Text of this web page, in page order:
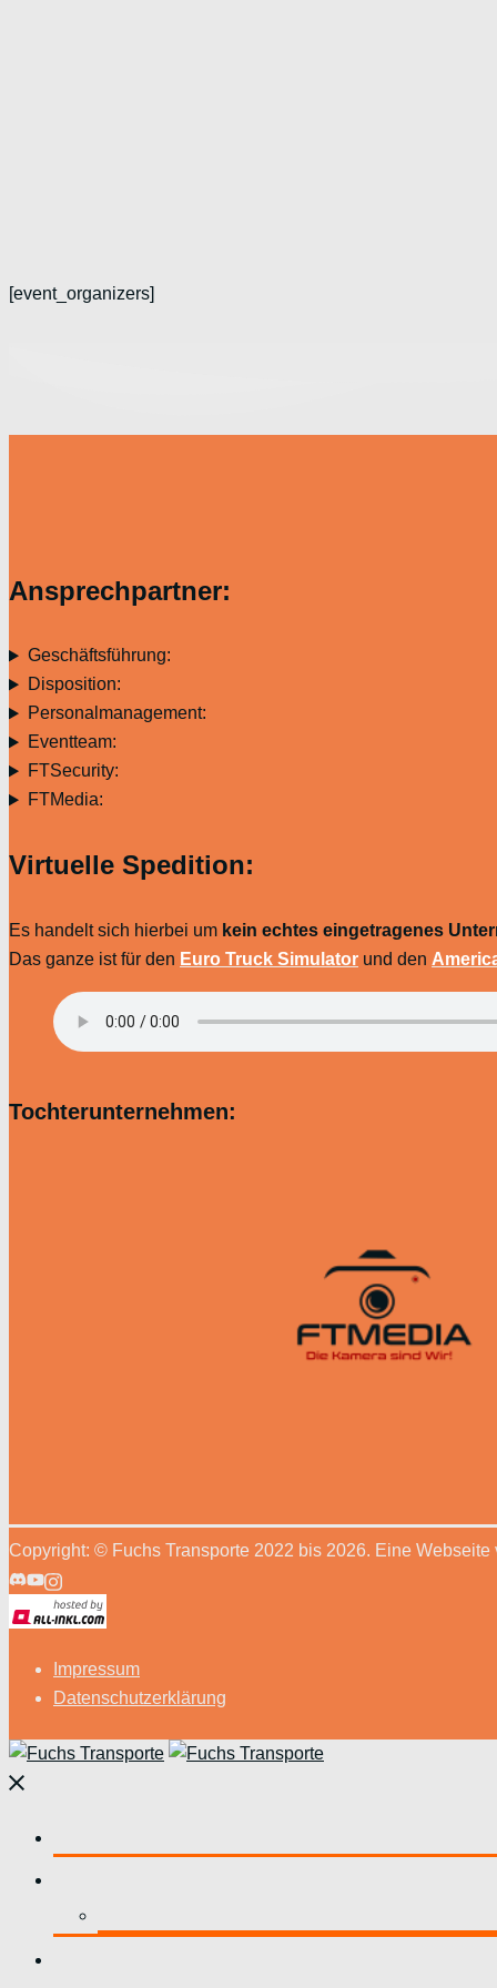
[event_organizers]
Ansprechpartner:
Geschäftsführung:
Disposition:
Personalmanagement:
Eventteam:
FTSecurity:
FTMedia:
Virtuelle Spedition:
Es handelt sich hierbei um kein echtes eingetragenes
Das ganze ist für den Euro Truck Simulator und den
Tochterunternehmen:
Copyright: © Fuchs Transporte 2022 bis 2026. Eine Webseite
Impressum
Datenschutzerklärung
Menü